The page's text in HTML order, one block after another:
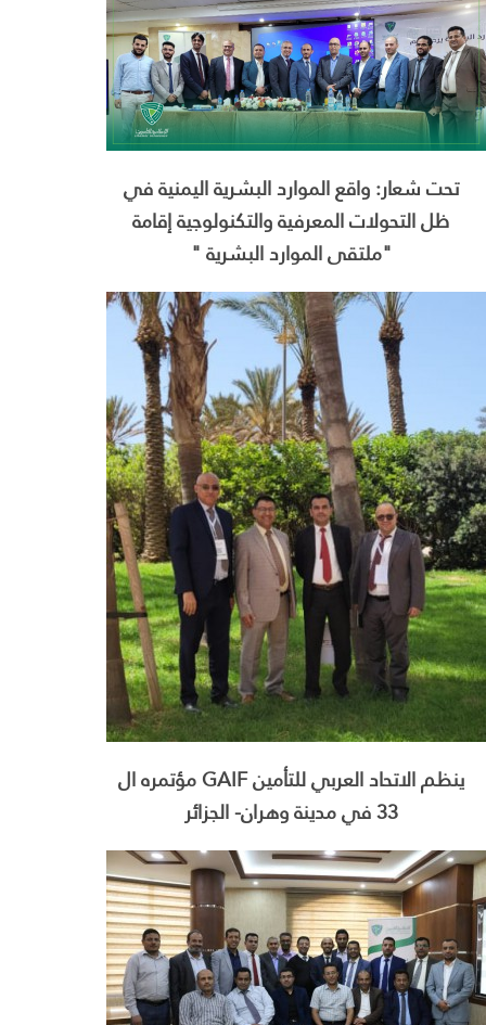
تحت شعار: واقع الموارد البشرية اليمنية في
ظل التحولات المعرفية والتكنولوجية إقامة
"ملتقى الموارد البشرية "
ينظم الاتحاد العربي للتأمين GAIF مؤتمره ال
33 في مدينة وهران- الجزائر